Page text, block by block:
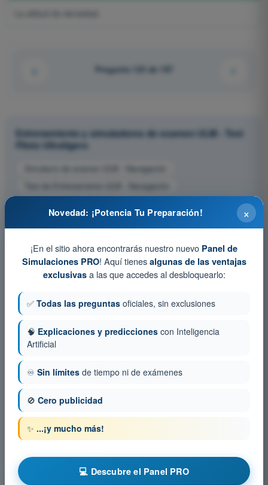
Pregunta 123 de 197
Entrenamiento y simuladores de examen ULM - Test
Piloto Ultraligero
Simulacro de examen ULM - Navegación
Test de Entrenamiento ULM - Navegación
×
Novedad: ¡Potencia Tu Preparación!
¡En el sitio ahora encontrarás nuestro nuevo Panel de
Simulaciones PRO! Aquí tienes algunas de las ventajas
exclusivasa las que accedes al desbloquearlo:
✅ Todas las preguntas oficiales, sin exclusiones
🧠 Explicaciones y predicciones con Inteligencia
Artificial
♾️ Sin límites de tiempo ni de exámenes
🚫 Cero publicidad
✨ ...¡y mucho más!
💻 Descubre el Panel PRO